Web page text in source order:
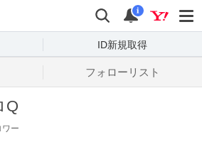
検索
通知
i
ID新規取得
フォローリスト
Q
ワー